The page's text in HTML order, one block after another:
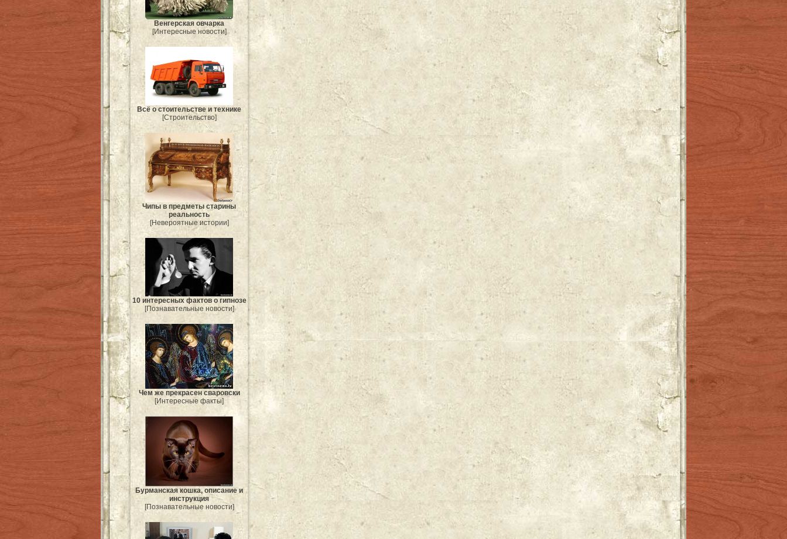
Венгерская овчарка
[Интересные новости]
Всё о стоительстве и технике
[Строительство]
Чипы в предметы старины
реальность
[Невероятные истории]
10 интересных фактов о гипнозе
[Познавательные новости]
Чем же прекрасен сваровски
[Интересные факты]
Бурманская кошка, описание и
инструкция
[Познавательные новости]